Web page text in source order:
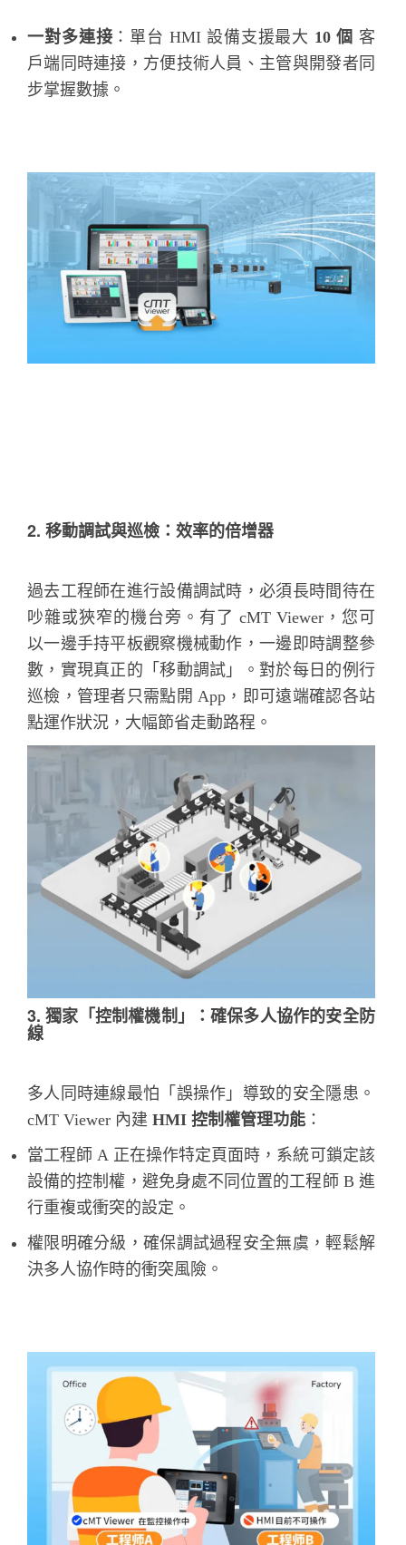
一對多連接 ：單台 HMI 設備支援最大 10 個 客
戶端同時連接，方便技術人員、主管與開發者同
步掌握數據。
2. 移動調試與巡檢：效率的倍增器
過去工程師在進行設備調試時，必須長時間待在
吵雜或狹窄的機台旁。有了 cMT Viewer，您可
以一邊手持平板觀察機械動作，一邊即時調整參
數，實現真正的「移動調試」。對於每日的例行
巡檢，管理者只需點開 App，即可遠端確認各站
點運作狀況，大幅節省走動路程。
3. 獨家「控制權機制」：確保多人協作的安全防
線
多人同時連線最怕「誤操作」導致的安全隱患。
cMT Viewer 內建 HMI 控制權管理功能 ：
當工程師 A 正在操作特定頁面時，系統可鎖定該
設備的控制權，避免身處不同位置的工程師 B 進
行重複或衝突的設定。
權限明確分級，確保調試過程安全無虞，輕鬆解
決多人協作時的衝突風險。